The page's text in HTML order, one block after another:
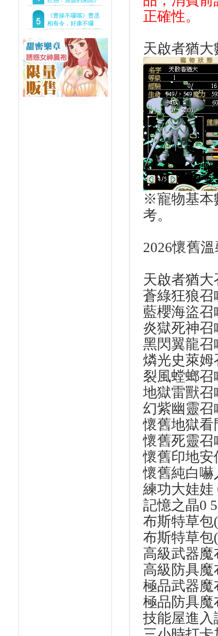
Steam
今登陸Steam 詭異洋
樓開啟 同步釋出最新
預告片
《曹操不囉嗦》曹丞
相有令，好康不囉
嗦！事前預約即刻開
正確性。
天啟者猶
※寵物基本
考。
2026懷舊
天啟者猶大
蒼綠狂狼召
藍櫻海盜召
炎獄死神召
黑閃翼龍召
燐光史萊姆
裂風螳螂召
地獄雷獸召
幻紫幽靈召
懷舊地獄看
懷舊死靈召
懷舊印地安
懷舊純白嚇
練功大娃娃
記憶之晶0
布斯特草包
布斯特草包
高級武器魔
高級防具魔
極品武器魔
極品防具魔
技能屋進入